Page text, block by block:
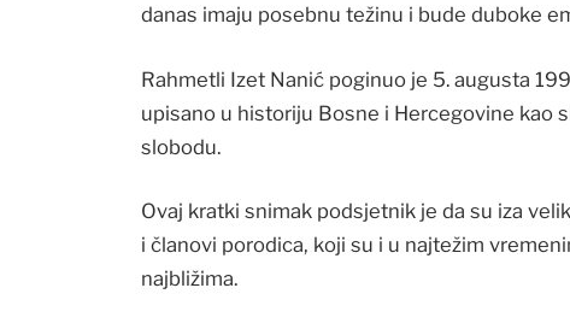
danas imaju posebnu težinu i bude duboke
Rahmetli Izet Nanić poginuo je 5. augusta
upisano u historiju Bosne i Hercegovine kao
slobodu.
Ovaj kratki snimak podsjetnik je da su iza
i članovi porodica, koji su i u najtežim
najbližima.